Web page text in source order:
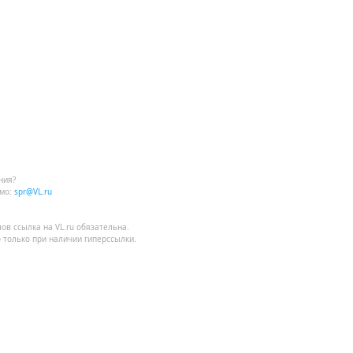
spr@VL.ru
ссылка на VL.ru обязательна.
при наличии гиперссылки.